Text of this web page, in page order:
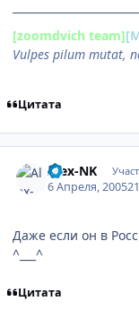
[zoomdvich team]
Vulpes pilum mutat,
Цитата
Alex-NK
6 Апреля, 2005
Даже если он в
^___^
Цитата